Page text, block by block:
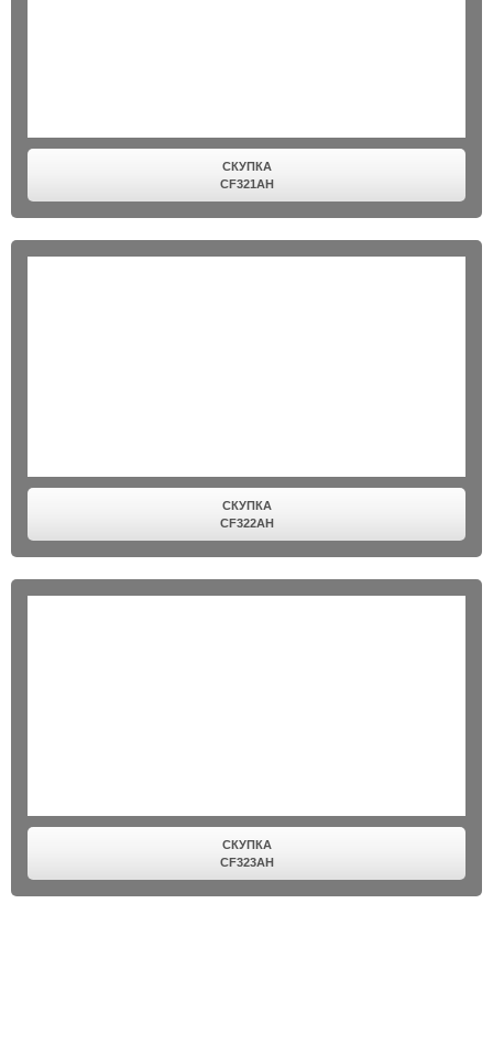
СКУПКА
CF321AH
СКУПКА
CF322AH
СКУПКА
CF323AH